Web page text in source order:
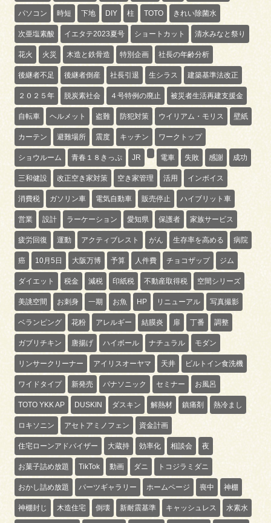
パソコン 時短 下地 DIY 柱 TOTO きれい除菌水
次亜塩素酸 イエタテ2023夏号 ショートカット 清水みなと祭り
花火 火災 木造と鉄骨造 特別企画 社長の年齢分析
後継者不足 後継者倒産 社長引退 生シラス 建築基準法改正
２０２５年 脱炭素社会 ４号特例の廃止 被災者生活再建支援金
自転車 ヘルメット 盗難 防犯対策 ウイリアム・モリス 壁紙
カーテン 避難場所 震度 キッチン ワークトップ
ショウルーム 青春１８きっぷ JR 電車 失敗 感謝 成功
三和健設 改正空き家対策 空き家管理 活用 インボイス
消費税 ガソリン車 電気自動車 販売停止 ハイブリット車
営業 設計 ラーケーション 愛知県 保護者 家族サービス
疲労回復 運動 アクティブレスト がん 生存率を高める 病院
癌 10月5日 大阪万博 予算 人件費 チョコザップ ジム
ダイエット 税金 減税 印紙税 不動産取得税 空間シリーズ
美誂空間 お刺身 一期 お魚 HP リニューアル 写真撮影
ベランピング 花粉 アレルギー 結膜炎 扉 丁番 調整
ガブリチキン 唐揚げ ハイボール ナチュラル モダン
リンサークリーナー アイリスオーヤマ 天井 ビルトイン食洗機
ワイドタイプ 新発売 パナソニック セミナー お風呂
TOTO YKK AP DUSKIN ダスキン 解熱材 鎮痛剤 熱冷まし
ロキソニン アセトアミノフェン 資金計画
住宅ローンアドバイザー 大蔵持 効率化 相談会 夜
お菓子詰め放題 TikTok 動画 ダニ トコジラミダニ
おかし詰め放題 パーツギャラリー ホームページ 喪中 神棚
神棚封じ 木造住宅 倒壊 新耐震基準 キャッシュレス 水素水